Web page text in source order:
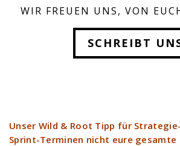
WIR FREUEN UNS, VON
SCHREIBT
Unser Wild & Root Tipp für
Sprint-Terminen nicht eure gesamte